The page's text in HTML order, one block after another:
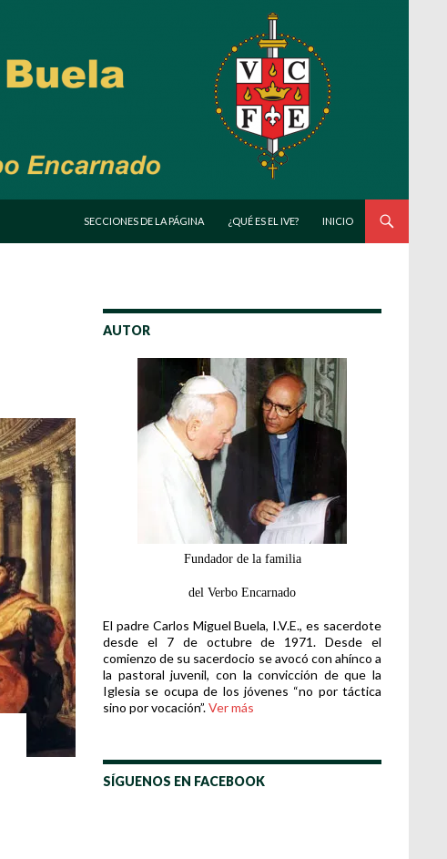
SECCIONES DE LA PÁGINA
¿QUÉ ES EL IVE? INICIO
AUTOR
Fundador de la familia
del Verbo Encarnado
El padre Carlos Miguel Buela, I.V.E., es sacerdote
desde el 7 de octubre de 1971. Desde el
comienzo de su sacerdocio se avocó con ahínco a
la pastoral juvenil, con la convicción de que la
Iglesia se ocupa de los jóvenes “no por táctica
sino por vocación”.Ver más
SÍGUENOS EN FACEBOOK